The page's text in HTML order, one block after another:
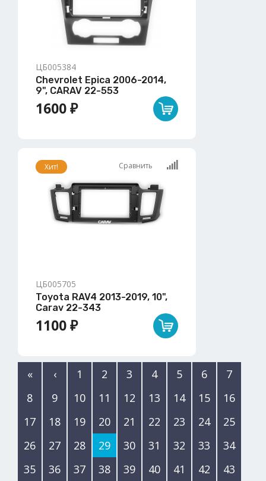
ЦБ005384
Chevrolet Epica 2006-2014,
9", CARAV 22-553
1600 ₽
Хит! Сравнить
ЦБ005705
Toyota RAV4 2013-2019, 10",
Carav 22-343
1100 ₽
« ‹ 1 2 3 4 5 6
7
8
9 10 11 12 13 14 15
16
17
18 19 20 21 22 23 24
25
26
27 28 29 30 31 32 33
34
35
36 37 38 39 40 41 42
43